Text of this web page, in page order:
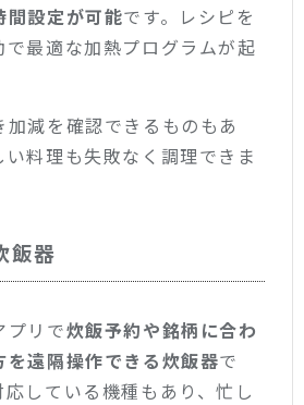
間設定が可能です。レシピを
で最適な加熱プログラムが起
減を確認できるものもあ
い料理も失敗なく調理できま
飯器
プリで炊飯予約や銘柄に合わ
遠隔操作できる炊飯器で
している機種もあり、忙し